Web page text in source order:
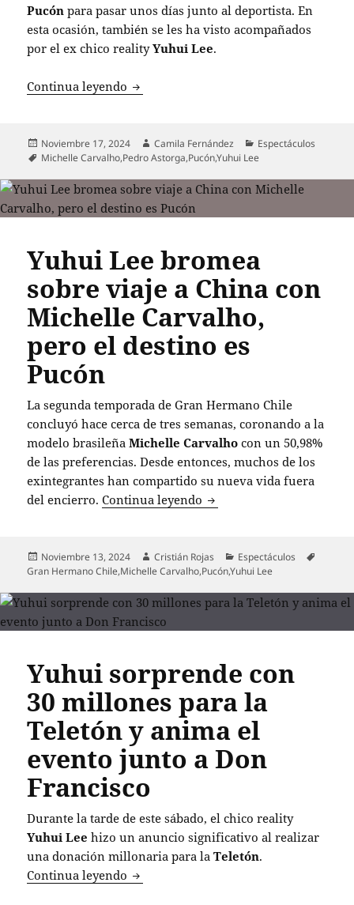
Pucón para pasar unos días junto al deportista. En
esta ocasión, también se les ha visto acompañados
por el ex chico realityYuhui Lee.
Continua leyendo Hermana de Pedro Astorga
Publicado
el
Noviembre 17, 2024 Autor
Camila Fernández Categorías
Espectáculos
Etiquetas
Michelle Carvalho,Pedro Astorga,Pucón,Yuhui Lee
Yuhui Lee bromea
sobre viaje a China con
Michelle Carvalho,
pero el destino es
Pucón
La segunda temporada de Gran Hermano Chile
concluyó hace cerca de tres semanas, coronando a la
modelo brasileñaMichelle Carvalho con un 50,98%
de las preferencias. Desde entonces, muchos de los
exintegrantes han compartido su nueva vida fuera
del encierro.Continua leyendo Yuhui Lee bromea sobre
Publicado
el
Noviembre 13, 2024 Autor
Cristián Rojas Categorías
Espectáculos
Gran Hermano Chile,Michelle Carvalho,Pucón,Yuhui Lee
Yuhui sorprende con
30 millones para la
Teletón y anima el
evento junto a Don
Francisco
Durante la tarde de este sábado, el chico reality
Yuhui Lee hizo un anuncio significativo al realizar
una donación millonaria para laTeletón.
Continua leyendo Yuhui sorprende con 30 millones